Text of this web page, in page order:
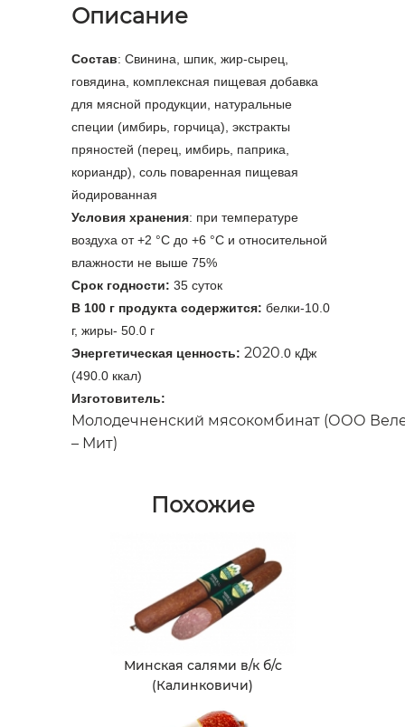
Описание
Состав: Свинина, шпик, жир-сырец,
говядина, комплексная пищевая добавка
для мясной продукции, натуральные
специи (имбирь, горчица), экстракты
пряностей (перец, имбирь, паприка,
кориандр), соль поваренная пищевая
йодированная
Условия хранения: при температуре
воздуха от +2 °С до +6 °С и относительной
влажности не выше 75%
Срок годности: 35 суток
В 100 г продукта содержится: белки-10.0
г, жиры- 50.0 г
Энергетическая ценность: 2020.0 кДж
(490.0 ккал)
Изготовитель:
Молодечненский мясокомбинат (ООО
– Мит)
Похожие
Минская салями в/к б/с
(Калинковичи)